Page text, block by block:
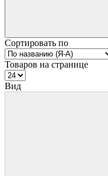
Сортировать по
Товаров на странице
Вид